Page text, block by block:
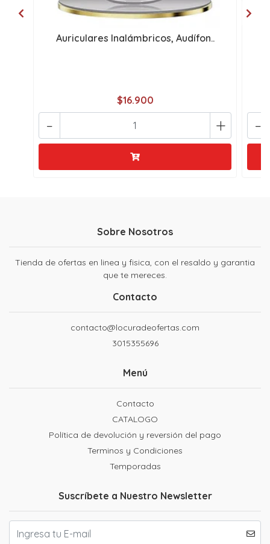
Auriculares Inalámbricos, Audífon..
$16.900
+
- -
Sobre Nosotros
Tienda de ofertas en linea y fisica, con el resaldo y garantia
que te mereces.
Contacto
contacto@locuradeofertas.com
3015355696
Menú
Contacto
CATALOGO
Política de devolución y reversión del pago
Terminos y Condiciones
Temporadas
Suscríbete a Nuestro Newsletter